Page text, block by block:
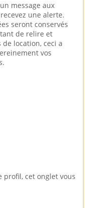
message aux
une alerte.
seront conservés
de relire et
location, ceci a
vos
profil, cet onglet vous